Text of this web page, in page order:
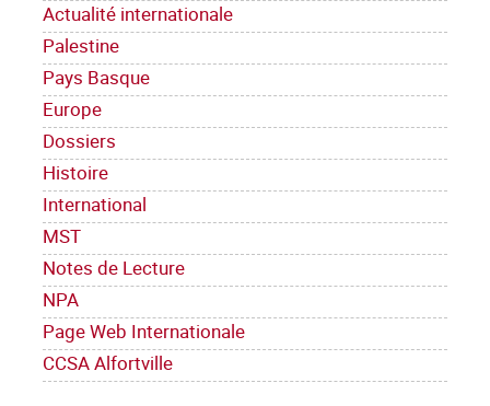
Actualité internationale
Palestine
Pays Basque
Europe
Dossiers
Histoire
International
MST
Notes de Lecture
NPA
Page Web Internationale
CCSA Alfortville